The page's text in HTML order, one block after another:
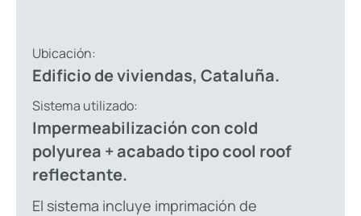
Ubicación:
Edificio de viviendas, Cataluña.
Sistema utilizado:
Impermeabilización con cold
polyurea + acabado tipo cool roof
reflectante.
El sistema incluye imprimación de